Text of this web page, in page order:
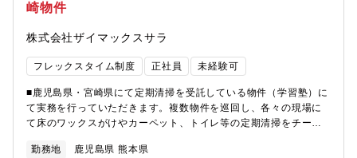
アを構築することや、商品の仕入れなどバックオフィスへのキャ
もありますが、その際の交通費や宿泊費はすべて会社負担で
す。・年休122日、残業月25h前後※ご自身のシフトは自分で作成
し上長（マネジャー）の承認を得て決定となります。■入社後の流
泊先は当社で準備いたします。（2）10日間：関東か関西でストア
研修の実施。金銭の扱い方や店舗オペレーションなど学びます。
中途入社が9割の当社は、業界業種未経験の方も多いため、研修に
も力を入れています。
崎物件
株式会社ザイマックスサラ
フレックスタイム制度 正社員 未経験可
■鹿児島県・宮崎県にて定期清掃を受託している物件（学習塾）に
て実務を行っていただきます。複数物件を巡回し、各々の現場に
て床のワックスがけやカーペット、トイレ等の定期清掃をチーム
ので清掃機器を扱う専門知識や、マネジメントスキルについても
勤務地 鹿児島県 熊本県